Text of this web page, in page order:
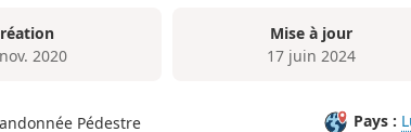
2020
Mise à jour
17 juin 2024
Pédestre
Pays :